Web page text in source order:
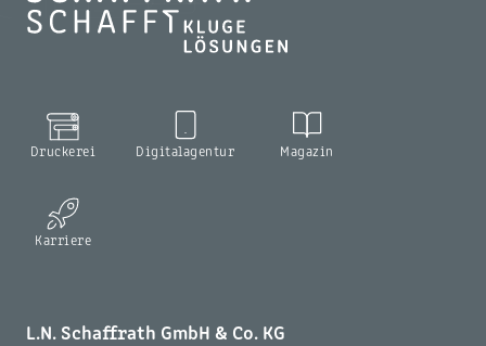
Druckerei Digitalagentur Magazin
Karriere
L.N. Schaffrath GmbH & Co. KG